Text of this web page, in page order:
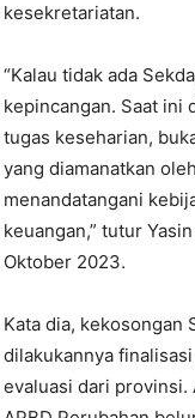
kesekretariatan.
“Kalau tidak ada
kepincangan. Saat ini
tugas keseharian,
yang diamanatkan
menandatangani
keuangan,” tutur
Oktober 2023.
Kata dia, kekosongan
dilakukannya
evaluasi dari provinsi.